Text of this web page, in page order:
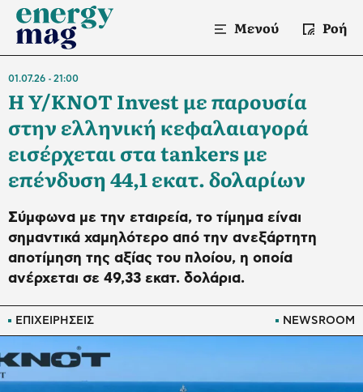
Μενού Ροή
ΕΠΙΧΕΙΡΗΣΕΙΣ NEWSROOM
01.07.26 21:00
Η Y/KNOT Invest με παρουσία
στην ελληνική κεφαλαιαγορά
εισέρχεται στα tankers με
επένδυση 44,1 εκατ. δολαρίων
Σύμφωνα με την εταιρεία, το τίμημα είναι
σημαντικά χαμηλότερο από την ανεξάρτητη
αποτίμηση της αξίας του πλοίου, η οποία
ανέρχεται σε 49,33 εκατ. δολάρια.